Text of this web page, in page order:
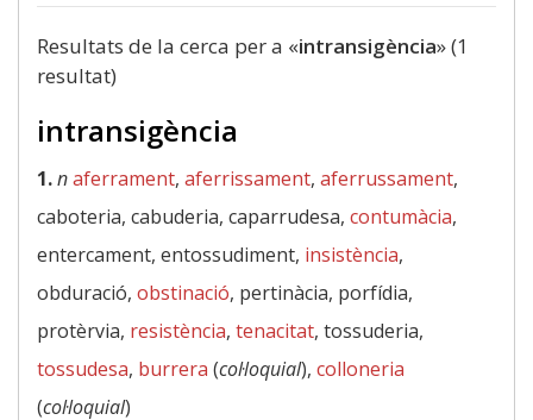
Resultats de la cerca per a «intransigència» (1
resultat)
intransigència
1.naferrament, aferrissament, aferrussament,
caboteria, cabuderia, caparrudesa, contumàcia,
entercament, entossudiment, insistència,
obduració, obstinació, pertinàcia, porfídia,
protèrvia, resistència, tenacitat, tossuderia,
tossudesa, burrera (col·loquial), colloneria
(col·loquial)